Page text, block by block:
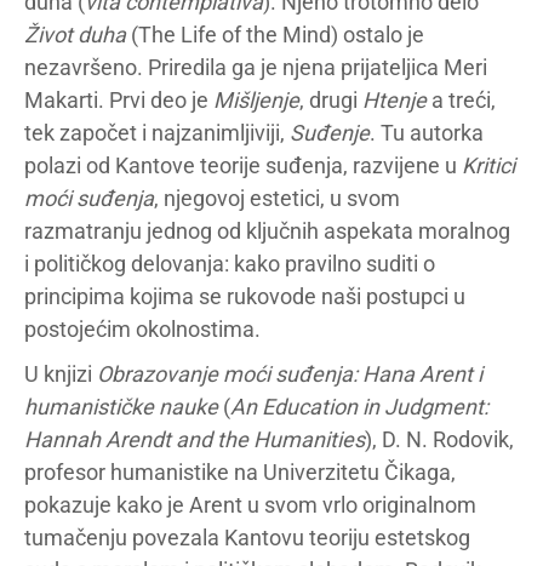
Život duha(The Life of the Mind) ostalo je
nezavršeno. Priredila ga je njena prijateljica Meri
Makarti. Prvi deo je Mišljenje, drugi Htenjea treći,
tek započet i najzanimljiviji, Suđenje. Tu autorka
polazi od Kantove teorije suđenja, razvijene u Kritici
moći suđenja, njegovoj estetici, u svom
razmatranju jednog od ključnih aspekata moralnog
i političkog delovanja: kako pravilno suditi o
principima kojima se rukovode naši postupci u
postojećim okolnostima.
U knjizi Obrazovanje moći suđenja: Hana Arent i
humanističke nauke(An Education in Judgment:
Hannah Arendt and the Humanities), D. N. Rodovik,
profesor humanistike na Univerzitetu Čikaga,
pokazuje kako je Arent u svom vrlo originalnom
tumačenju povezala Kantovu teoriju estetskog